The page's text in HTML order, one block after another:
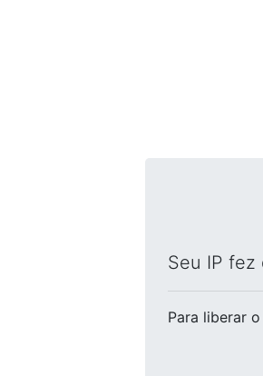
Seu IP fez
Para liberar